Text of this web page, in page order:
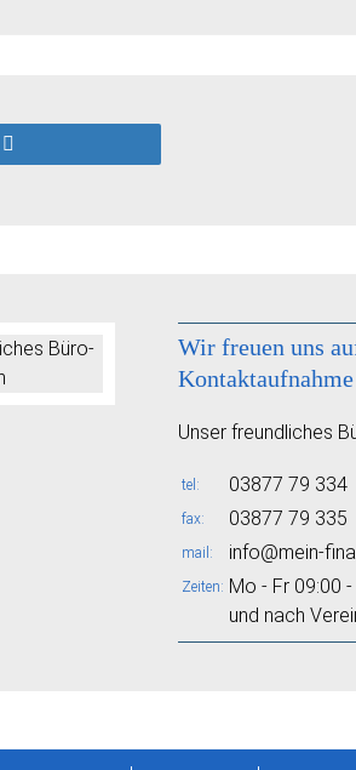
Wir freuen uns
Kontaktaufnahme
Unser freundliches
tel 03877 79 334
fax 03877 79 335
mail info@mein-
Zeiten
Mo - Fr 09:00
und nach